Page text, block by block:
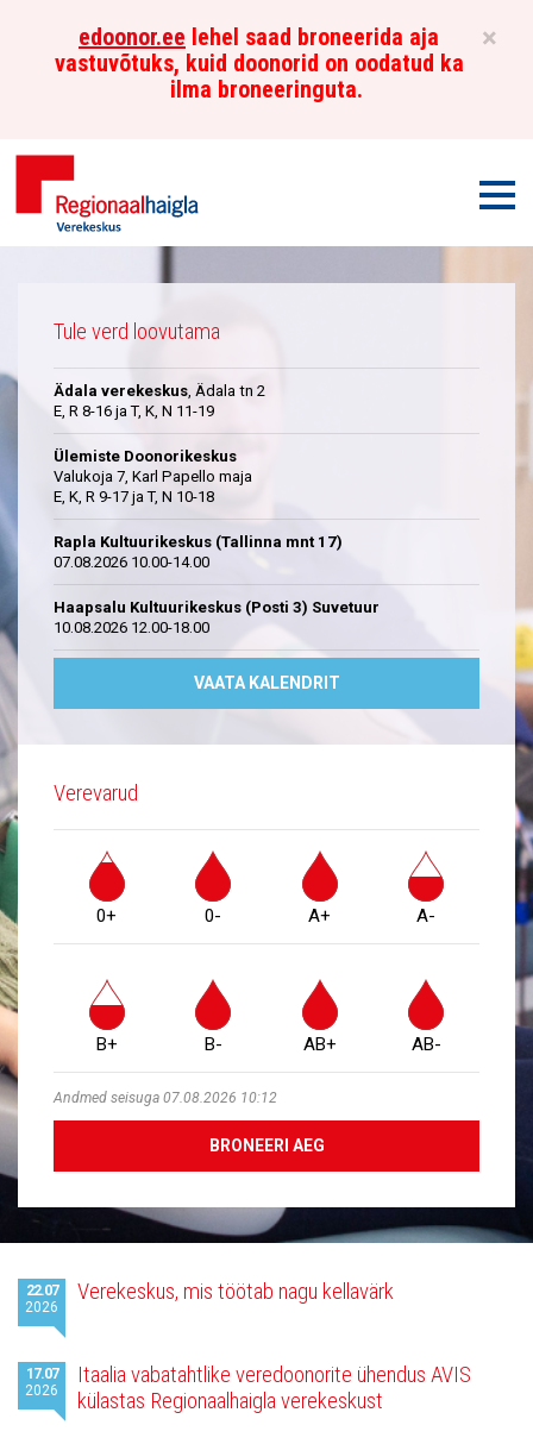
×
edoonor.ee lehel saad broneerida aja
vastuvõtuks, kuid doonorid on oodatud ka
ilma broneeringuta.
Eesti
Regionaalhaigla
Verekeskus
Tule verd loovutama
Ädala verekeskus , Ädala tn 2
E, R 8-16 ja T, K, N 11-19
Ülemiste Doonorikeskus
Valukoja 7, Karl Papello maja
E, K, R 9-17 ja T, N 10-18
Rapla Kultuurikeskus (Tallinna mnt 17)
07.08.2026 10.00-14.00
Haapsalu Kultuurikeskus (Posti 3) Suvetuur
10.08.2026 12.00-18.00
VAATA KALENDRIT
Verevarud
0+ 0- A+ A-
B+ B- AB+ AB-
Andmed seisuga 07.08.2026 10:12
BRONEERI AEG
Viimased
uudised
22.07
2026
Verekeskus, mis töötab nagu kellavärk
17.07
2026
Itaalia vabatahtlike veredoonorite ühendus AVIS
külastas Regionaalhaigla verekeskust